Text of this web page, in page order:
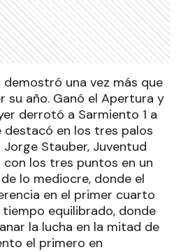
una vez más que
su año. Ganó el Apertura y
derrotó a Sarmiento 1 a
destacó en los tres palos
Jorge Stauber, Juventud
con los tres puntos en un
lo mediocre, donde el
en el primer cuarto
tiempo equilibrado, donde
la lucha en la mitad de
el primero en